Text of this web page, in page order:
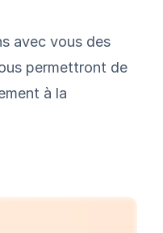
avec vous des
permettront de
à la